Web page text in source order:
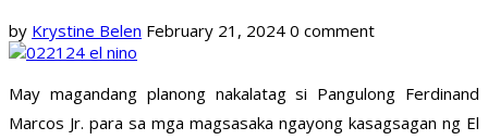
by Krystine Belen February 21, 2024 0 comment
May magandang planong nakalatag si Pangulong Ferdinand
Marcos Jr. para sa mga magsasaka ngayong kasagsagan ng El